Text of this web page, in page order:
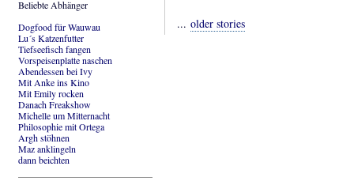
Beliebte Abhänger
Dogfood für Wauwau
Lu´s Katzenfutter
Tiefseefisch fangen
Vorspeisenplatte naschen
Abendessen bei Ivy
Mit Anke ins Kino
Mit Emily rocken
Danach Freakshow
Michelle um Mitternacht
Philosophie mit Ortega
Argh stöhnen
Maz anklingeln
dann beichten
... older stories